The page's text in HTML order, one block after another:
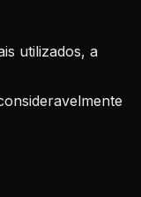
utilizados, a